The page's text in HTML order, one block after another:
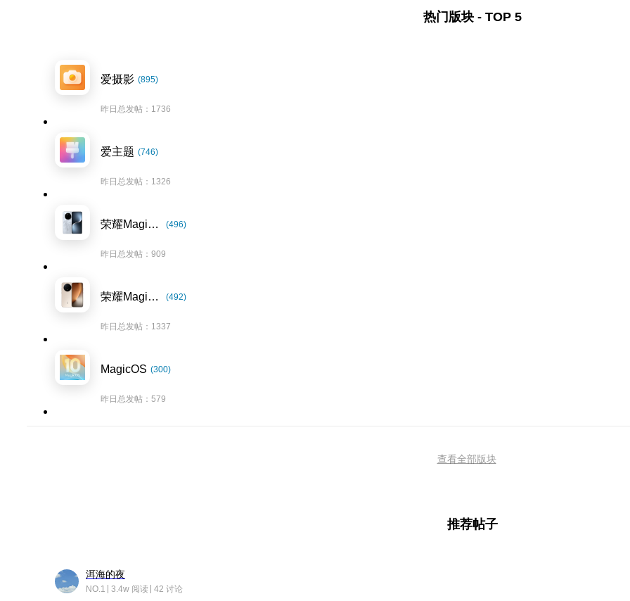
热门版块 - TOP 5
爱摄影 (895)
昨日总发帖：1736
爱主题 (746)
昨日总发帖：1326
荣耀Magic7系列 (496)
昨日总发帖：909
荣耀Magic8系列 (492)
昨日总发帖：1337
MagicOS (300)
昨日总发帖：579
查看全部版块
推荐帖子
洱海的夜
NO.1 3.4w 阅读 42 讨论